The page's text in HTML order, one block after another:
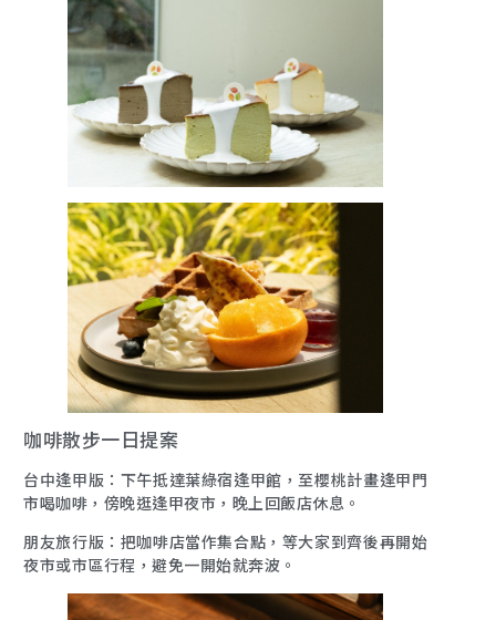
咖啡散步一日提案
台中逢甲版：下午抵達葉綠宿逢甲館，至櫻桃計畫逢甲門
市喝咖啡，傍晚逛逢甲夜市，晚上回飯店休息。
朋友旅行版：把咖啡店當作集合點，等大家到齊後再開始
夜市或市區行程，避免一開始就奔波。